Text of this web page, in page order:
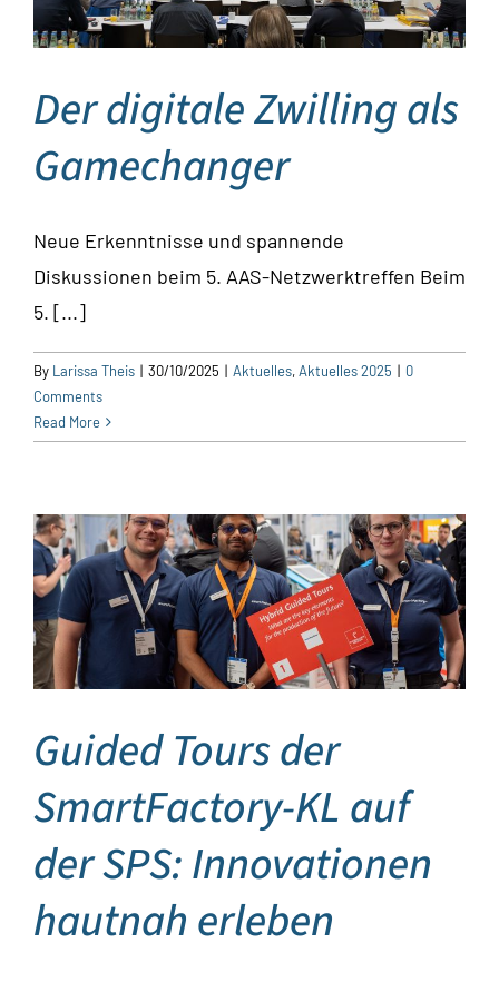
Der digitale Zwilling als
Gamechanger
Neue Erkenntnisse und spannende
Diskussionen beim 5. AAS-Netzwerktreffen Beim
5. [...]
By Larissa Theis | 30/10/2025 | Aktuelles,Aktuelles 2025 | 0
Comments
Read More
Guided Tours der
SmartFactory-KL auf
der SPS: Innovationen
hautnah erleben